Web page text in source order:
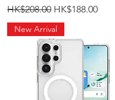
一般價格
HK$208.00 促銷價格
HK$188.00
New Arrival